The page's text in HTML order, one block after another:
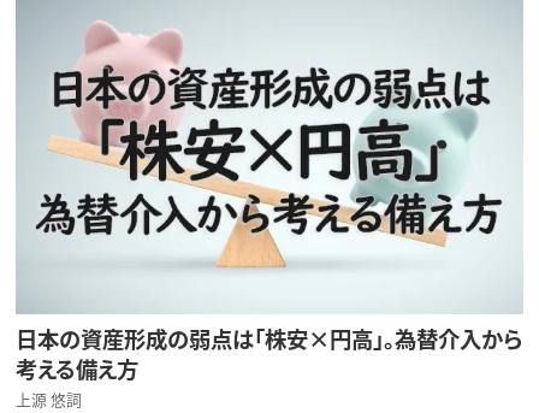
日本の資産形成の弱点は「株安×円高」。為替介入から
考える備え方
上源 悠詞